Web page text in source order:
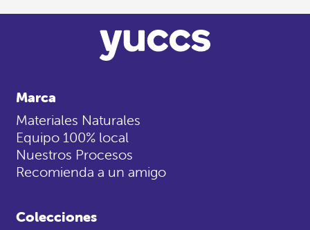
Marca
Materiales Naturales
Equipo 100% local
Nuestros Procesos
Recomienda a un amigo
Colecciones